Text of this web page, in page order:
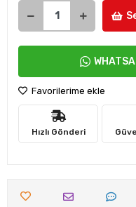
Favorilerime ekle
Hızlı Gönderi